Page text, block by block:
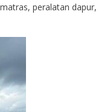
peralatan dapur,